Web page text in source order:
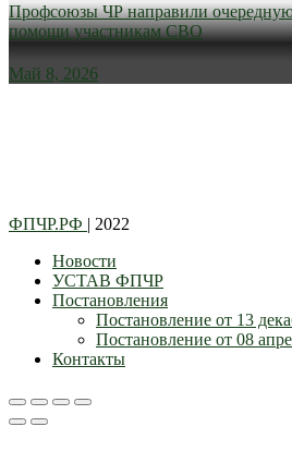
Профсоюзы ЧР направили
помощи участникам СВО
Май 8, 2026
ФПЧР.РФ | 2022
Новости
УСТАВ ФПЧР
Постановления
Постановление от 13
Постановление от 08
Контакты